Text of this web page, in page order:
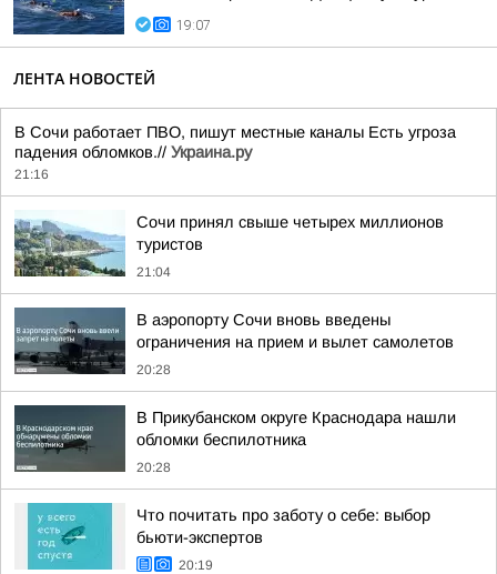
19:07
ЛЕНТА НОВОСТЕЙ
В Сочи работает ПВО, пишут местные каналы Есть угроза
падения обломков.// Украина.ру
21:16
Сочи принял свыше четырех миллионов
туристов
21:04
В аэропорту Сочи вновь введены
ограничения на прием и вылет самолетов
20:28
В Прикубанском округе Краснодара нашли
обломки беспилотника
20:28
Что почитать про заботу о себе: выбор
бьюти-экспертов
20:19